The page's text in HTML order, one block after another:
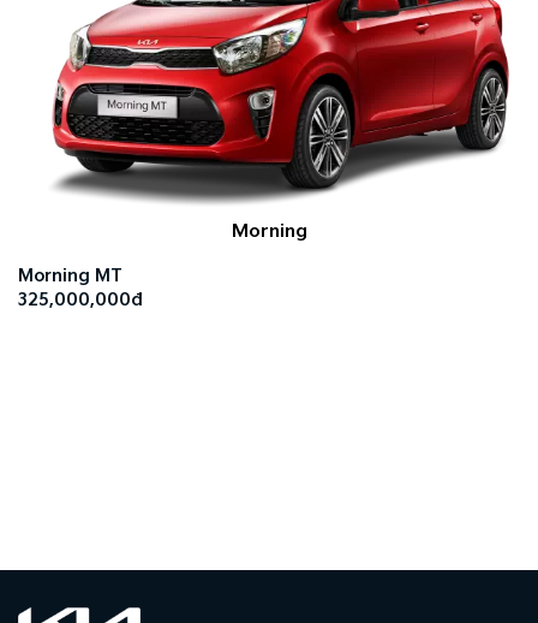
Morning
Morning MT
325,000,000đ